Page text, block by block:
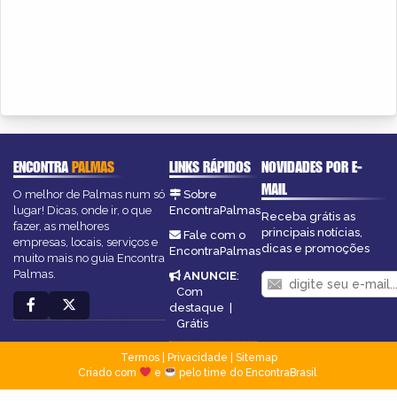
ENCONTRAPALMAS
O melhor de Palmas num só
lugar! Dicas, onde ir, o que
fazer, as melhores
empresas, locais, serviços e
muito mais no guia Encontra
Palmas.
LINKS RÁPIDOS
Sobre
EncontraPalmas
Fale com o
EncontraPalmas
ANUNCIE:
Com
destaque |
Grátis
NOVIDADES POR E-
MAIL
Receba grátis as
principais notícias,
dicas e promoções
Termos| Privacidade
Sitemap
Criado com
e pelo time do EncontraBrasil